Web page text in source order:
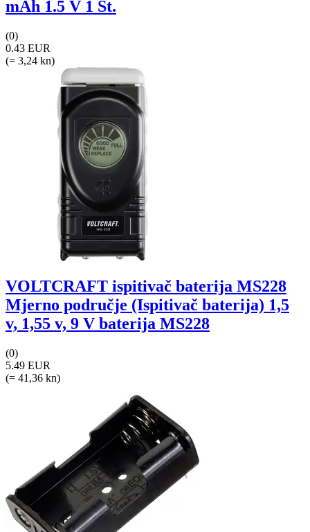
mAh 1.5 V 1 St.
(0)
0.43 EUR
(= 3,24 kn)
VOLTCRAFT ispitivač baterija MS228
Mjerno područje (Ispitivač baterija) 1,5
v, 1,55 v, 9 V baterija MS228
(0)
5.49 EUR
(= 41,36 kn)